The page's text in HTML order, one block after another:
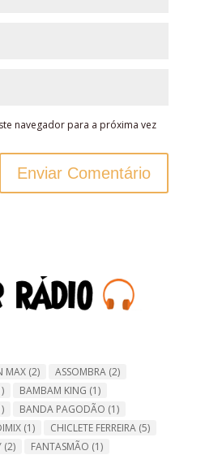
navegador para a próxima vez
MAX(2) ASSOMBRA(2)
BAMBAM KING (1)
BANDA PAGODÃO (1)
(1) CHICLETE FERREIRA(5)
(2) FANTASMÃO (1)